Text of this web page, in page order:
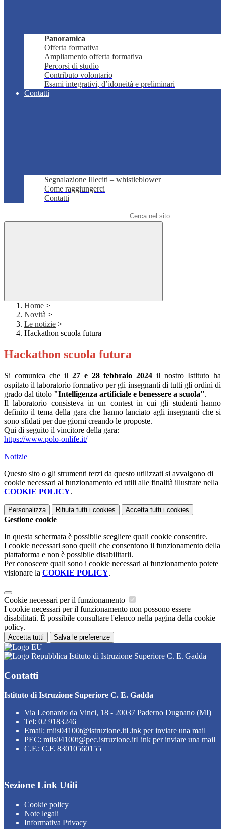
Panoramica
Offerta formativa
Ampliamento offerta formativa
Percorsi di studio
Contributo volontario
Esami integrativi, d’idoneità e preliminari
Contatti
Segnalazione Illeciti – whistleblower
Come raggiungerci
Contatti
Home >
Novità >
Le notizie >
Hackathon scuola futura
Hackathon scuola futura
Si comunica che il 27 e 28 febbraio 2024il nostro Istituto ha
ospitato il laboratorio formativo per gli insegnanti di tutti gli ordini di
grado dal titolo "Intelligenza artificiale e benessere a scuola".
Il laboratorio consisteva in un contest in cui gli studenti hanno
definito il tema della gara che hanno lanciato agli insegnanti che si
sono sfidati per due giorni creando le proposte.
Qui di seguito il vincitore della gara:
https://www.polo-onlife.it/
Notizie
Questo sito o gli strumenti terzi da questo utilizzati si avvalgono di
cookie necessari al funzionamento ed utili alle finalità illustrate nella
COOKIE POLICY.
Personalizza Rifiuta tutti i cookies Accetta tutti i cookies
Gestione cookie
In questa schermata è possibile scegliere quali cookie consentire.
I cookie necessari sono quelli che consentono il funzionamento della
piattaforma e non è possibile disabilitarli.
Per conoscere quali sono i cookie necessari al funzionamento potete
visionare la COOKIE POLICY.
Cookie necessari per il funzionamento
I cookie necessari per il funzionamento non possono essere
disabilitati. È possibile consultare l'elenco nella pagina della cookie
policy.
Accetta tutti Salva le preferenze
Istituto di Istruzione Superiore C. E. Gadda
Contatti
Istituto di Istruzione Superiore C. E. Gadda
Via Leonardo da Vinci, 18 - 20037 Paderno Dugnano (MI)
Tel: 02 9183246
Email: miis04100t@istruzione.itLink per inviare una mail
PEC: miis04100t@pec.istruzione.itLink per inviare una mail
C.F.: C.F. 83010560155
Sezione Link Utili
Cookie policy
Note legali
Informativa Privacy